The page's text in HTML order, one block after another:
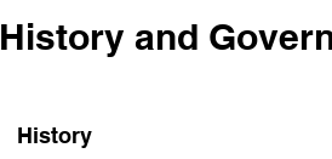
History and
History